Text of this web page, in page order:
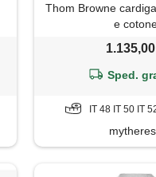
Thom Browne
e
Sped.
IT 48 IT 50 IT